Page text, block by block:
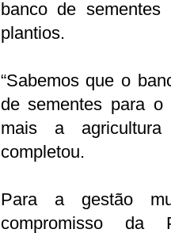
banco de
plantios.
“Sabemos que o
de sementes para
mais a
completou.
Para a gestão
compromisso